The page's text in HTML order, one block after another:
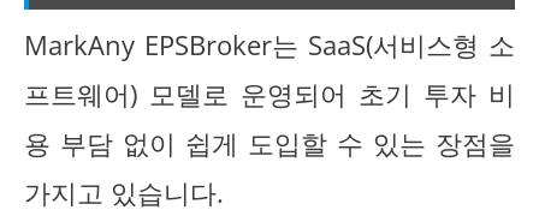
MarkAny EPSBroker는 SaaS(서비스형 소
프트웨어) 모델로 운영되어 초기 투자 비
용 부담 없이 쉽게 도입할 수 있는 장점을
가지고 있습니다.